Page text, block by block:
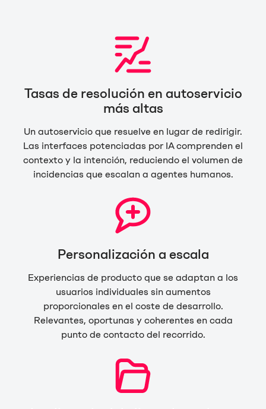
Tasas de resolución en autoservicio
más altas
Un autoservicio que resuelve en lugar de redirigir.
Las interfaces potenciadas por IA comprenden el
contexto y la intención, reduciendo el volumen de
incidencias que escalan a agentes humanos.
Personalización a escala
Experiencias de producto que se adaptan a los
usuarios individuales sin aumentos
proporcionales en el coste de desarrollo.
Relevantes, oportunas y coherentes en cada
punto de contacto del recorrido.